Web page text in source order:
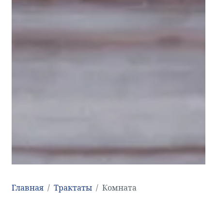
Главная Трактаты Комната